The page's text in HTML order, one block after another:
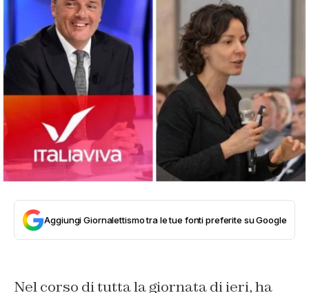
Aggiungi Giornalettismo tra le tue fonti preferite su Google
Nel corso di tutta la giornata di ieri, ha